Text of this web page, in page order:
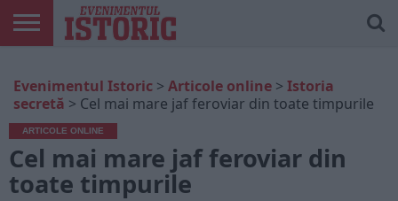
ONLINE
EDIȚII
TIPĂRITE
ISTORIC
PLAY
CONTUL
MEU
Evenimentul Istoric > Articole online > Istoria
secretă > Cel mai mare jaf feroviar din toate timpurile
ARTICOLE ONLINE
Cel mai mare jaf feroviar din
toate timpurile